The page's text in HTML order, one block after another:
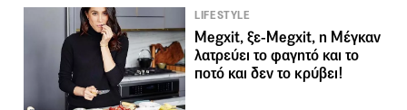
LIFESTYLE
Megxit, ξε-Megxit, η Μέγκαν
λατρεύει το φαγητό και το
ποτό και δεν το κρύβει!